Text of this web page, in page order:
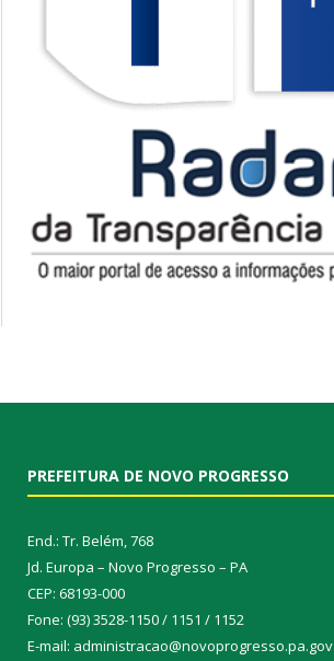
PREFEITURA DE NOVO PROGRESSO
End.: Tr. Belém, 768
Jd. Europa – Novo Progresso – PA
CEP: 68193-000
Fone: (93) 3528-1150 / 1151 / 1152
E-mail: